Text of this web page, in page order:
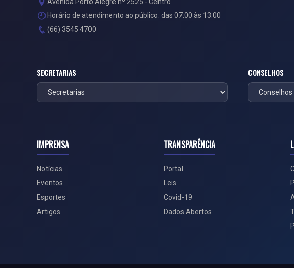
Horário de atendimento ao público: das 07:00 às 13:00
(66) 3545 4700
SECRETARIAS CONSELHOS
IMPRENSA
Notícias
Eventos
Esportes
Artigos
TRANSPARÊNCIA
Portal
Leis
Covid-19
Dados Abertos